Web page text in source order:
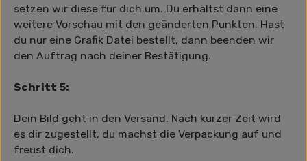
setzen wir diese für dich um. Du erhältst dann eine
weitere Vorschau mit den geänderten Punkten. Hast
du nur eine Grafik Datei bestellt, dann beenden wir
den Auftrag nach deiner Bestätigung.
Schritt 5:
Dein Bild geht in den Versand. Nach kurzer Zeit wird
es dir zugestellt, du machst die Verpackung auf und
freust dich.